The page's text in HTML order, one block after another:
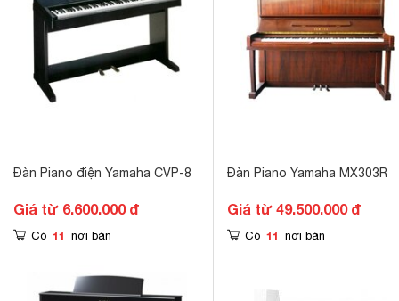
Đàn Piano điện Yamaha CVP-8
Giá từ 6.600.000 đ
Có 11 nơi bán
Đàn Piano Yamaha MX303R
Giá từ 49.500.000 đ
Có 11 nơi bán